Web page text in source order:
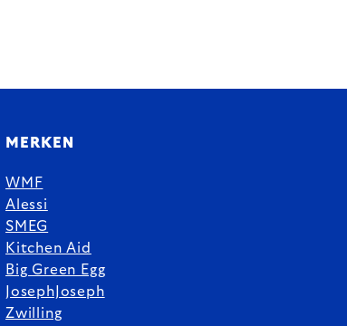
MERKEN
WMF
Alessi
SMEG
Kitchen Aid
Big Green Egg
JosephJoseph
Zwilling